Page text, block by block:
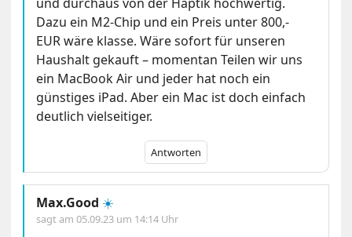
und durchaus von der Haptik hochwertig.
Dazu ein M2-Chip und ein Preis unter 800,-
EUR wäre klasse. Wäre sofort für unseren
Haushalt gekauft – momentan Teilen wir uns
ein MacBook Air und jeder hat noch ein
günstiges iPad. Aber ein Mac ist doch einfach
deutlich vielseitiger.
Antworten
Max.Good ☀️
sagt am05.09.23 um 14:14 Uhr